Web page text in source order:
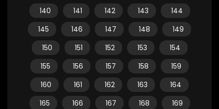
140
141 142 143
144
145
146 147 148
149
150
151 152 153
154
155
156 157 158
159
160
161 162 163
164
165
166 167 168
169